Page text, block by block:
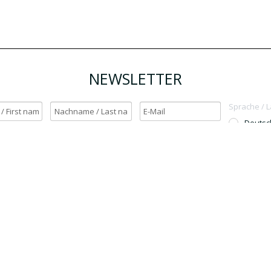
NEWSLETTER
Sprache /